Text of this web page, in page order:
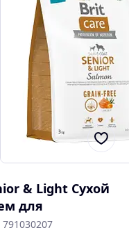
& Light Сухой
для
791030207